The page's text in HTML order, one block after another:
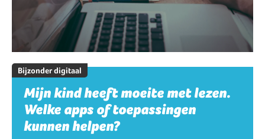
Bijzonder digitaal
Mijn kind heeft moeite met lezen.
Welke apps of toepassingen
kunnen helpen?